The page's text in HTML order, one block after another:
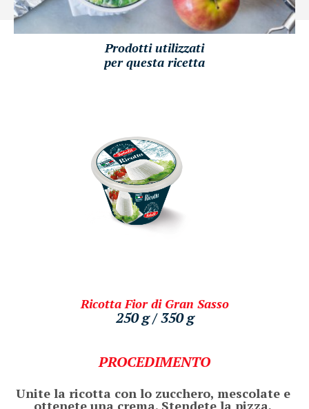
Prodotti utilizzati
per questa ricetta
Ricotta Fior di Gran Sasso
250 g / 350 g
PROCEDIMENTO
Unite la ricotta con lo zucchero, mescolate e
ottenete una crema. Stendete la pizza,